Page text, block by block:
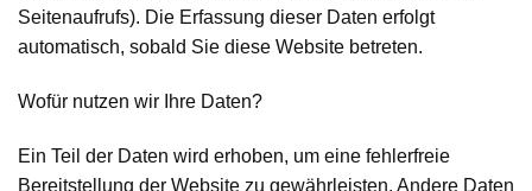
Seitenaufrufs). Die Erfassung dieser Daten erfolgt
automatisch, sobald Sie diese Website betreten.
Wofür nutzen wir Ihre Daten?
Ein Teil der Daten wird erhoben, um eine fehlerfreie
Bereitstellung der Website zu gewährleisten. Andere Daten